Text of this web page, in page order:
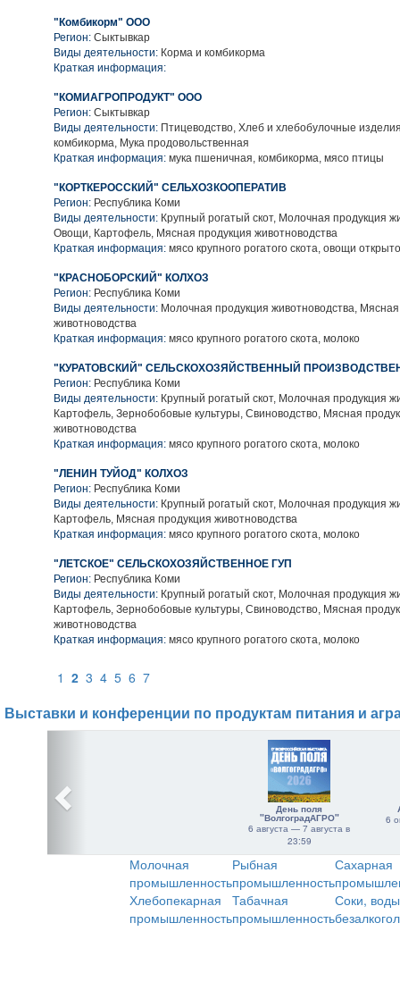
"Комбикорм" ООО
Регион: Сыктывкар
Виды деятельности: Корма и комбикорма
Краткая информация:
"КОМИАГРОПРОДУКТ" ООО
Регион: Сыктывкар
Виды деятельности: Птицеводство, Хлеб и хлебобулочные
комбикорма, Мука продовольственная
Краткая информация: мука пшеничная, комбикорма, мясо птицы
"КОРТКЕРОССКИЙ" СЕЛЬХОЗКООПЕРАТИВ
Регион: Республика Коми
Виды деятельности: Крупный рогатый скот, Молочная продукция
Овощи, Картофель, Мясная продукция животноводства
Краткая информация: мясо крупного рогатого скота, овощи
"КРАСНОБОРСКИЙ" КОЛХОЗ
Регион: Республика Коми
Виды деятельности: Молочная продукция животноводства,
животноводства
Краткая информация: мясо крупного рогатого скота, молоко
"КУРАТОВСКИЙ" СЕЛЬСКОХОЗЯЙСТВЕННЫЙ
Регион: Республика Коми
Виды деятельности: Крупный рогатый скот, Молочная продукция
Картофель, Зернобобовые культуры, Свиноводство, Мясная
животноводства
Краткая информация: мясо крупного рогатого скота, молоко
"ЛЕНИН ТУЙОД" КОЛХОЗ
Регион: Республика Коми
Виды деятельности: Крупный рогатый скот, Молочная продукция
Картофель, Мясная продукция животноводства
Краткая информация: мясо крупного рогатого скота, молоко
"ЛЕТСКОЕ" СЕЛЬСКОХОЗЯЙСТВЕННОЕ ГУП
Регион: Республика Коми
Виды деятельности: Крупный рогатый скот, Молочная продукция
Картофель, Зернобобовые культуры, Свиноводство, Мясная
животноводства
Краткая информация: мясо крупного рогатого скота, молоко
1 2 3 4 5 6 7
Выставки и конференции по продуктам питания и
День поля
"ВолгоградАГРО"
6 августа — 7 августа в
23:59
6
Молочная
промышленность
Рыбная
промышленность
Сахарная
Хлебопекарная
промышленность
Табачная
промышленность
Соки,